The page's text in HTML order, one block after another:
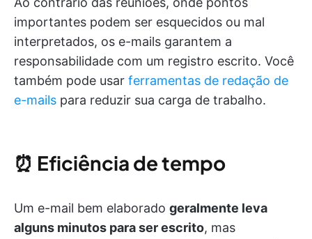
importantes podem ser esquecidos ou mal
interpretados, os e-mails garantem a
responsabilidade com um registro escrito. Você
também pode usar ferramentas de redação de
e-mails para reduzir sua carga de trabalho.
⏰ Eficiência de tempo
Um e-mail bem elaborado geralmente leva
alguns minutos para ser escrito, mas